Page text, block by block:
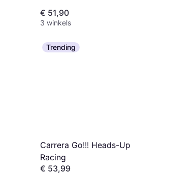
€ 51,90
3 winkels
Trending
Carrera Go!!! Heads-Up
Racing
€ 53,99